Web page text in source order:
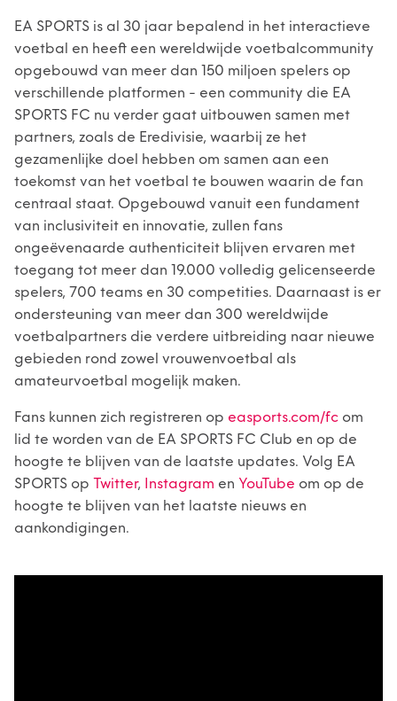
EA SPORTS is al 30 jaar bepalend in het interactieve
voetbal en heeft een wereldwijde voetbalcommunity
opgebouwd van meer dan 150 miljoen spelers op
verschillende platformen - een community die EA
SPORTS FC nu verder gaat uitbouwen samen met
partners, zoals de Eredivisie, waarbij ze het
gezamenlijke doel hebben om samen aan een
toekomst van het voetbal te bouwen waarin de fan
centraal staat. Opgebouwd vanuit een fundament
van inclusiviteit en innovatie, zullen fans
ongeëvenaarde authenticiteit blijven ervaren met
toegang tot meer dan 19.000 volledig gelicenseerde
spelers, 700 teams en 30 competities. Daarnaast is er
ondersteuning van meer dan 300 wereldwijde
voetbalpartners die verdere uitbreiding naar nieuwe
gebieden rond zowel vrouwenvoetbal als
amateurvoetbal mogelijk maken.
Fans kunnen zich registreren op easports.com/fc om
lid te worden van de EA SPORTS FC Club en op de
hoogte te blijven van de laatste updates. Volg EA
SPORTS op Twitter, Instagram en YouTube om op de
hoogte te blijven van het laatste nieuws en
aankondigingen.